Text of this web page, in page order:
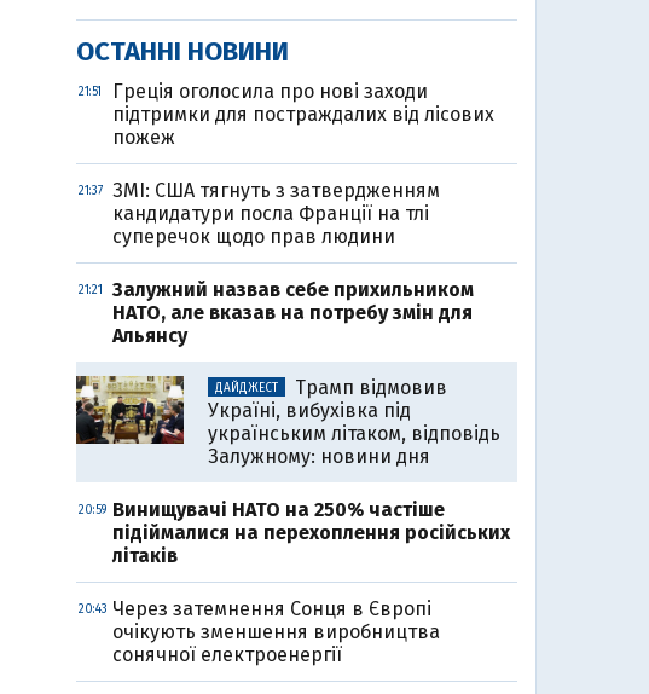
ОСТАННІ НОВИНИ
21:51
Греція оголосила про нові заходи
підтримки для постраждалих від лісових
пожеж
21:37
ЗМІ: США тягнуть з затвердженням
кандидатури посла Франції на тлі
суперечок щодо прав людини
21:21
Залужний назвав себе прихильником
НАТО, але вказав на потребу змін для
Альянсу
ДАЙДЖЕСТ
Трамп відмовив
Україні, вибухівка під
українським літаком, відповідь
Залужному: новини дня
20:59 Винищувачі НАТО на 250% частіше
підіймалися на перехоплення російських
літаків
20:43 Через затемнення Сонця в Європі
очікують зменшення виробництва
сонячної електроенергії